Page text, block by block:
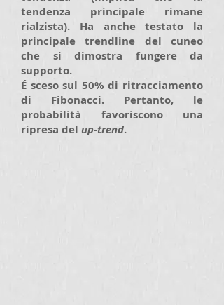
tendenza principale rimane
rialzista). Ha anche testato la
principale trendline del cuneo
che si dimostra fungere da
supporto.
É sceso sul 50% di ritracciamento
di Fibonacci. Pertanto, le
probabilità favoriscono una
ripresa del up-trend.